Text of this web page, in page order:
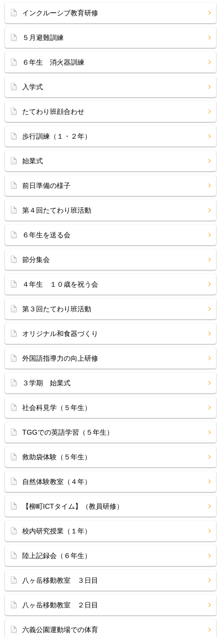
インクルーシブ教育研修
５月避難訓練
６年生 消火器訓練
入学式
たてわり班顔合わせ
歩行訓練（１・２年）
始業式
前日準備の様子
第４回たてわり班活動
６年生を送る会
節分集会
４年生 １０歳を祝う会
第３回たてわり班活動
オリジナル和食器づくり
外国語指導力の向上研修
３学期 始業式
社会科見学（５年生）
TGGでの英語学習（５年生）
救助袋体験（５年生）
自然体験教室（４年）
【柳町ICTタイム】（教員研修）
校内研究授業（１年）
陸上記録会（６年生）
八ヶ岳移動教室 ３日目
八ヶ岳移動教室 ２日目
六義公園運動場での体育